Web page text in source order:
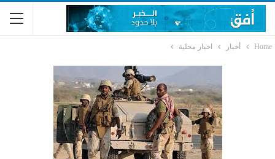
Home أخبار اخبار محلية